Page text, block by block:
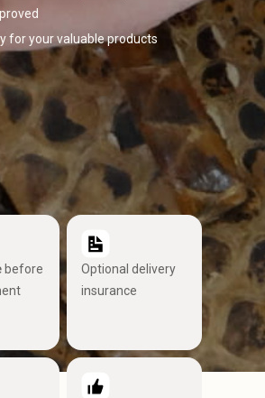
for your valuable products
before
Optional delivery
insurance